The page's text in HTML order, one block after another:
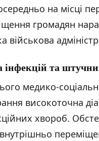
на місці
громадян
військова
інфекцій та
медико-
високоточна
хвороб.
внутрішньо